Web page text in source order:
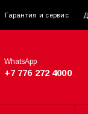
Гарантия и сервис
WhatsApp
+7 776 272 4000